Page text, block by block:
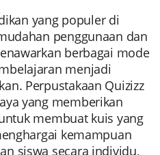
yang populer di
penggunaan dan
berbagai mode
menjadi
Perpustakaan Quizizz
yang memberikan
membuat kuis yang
kemampuan
siswa secara individu,